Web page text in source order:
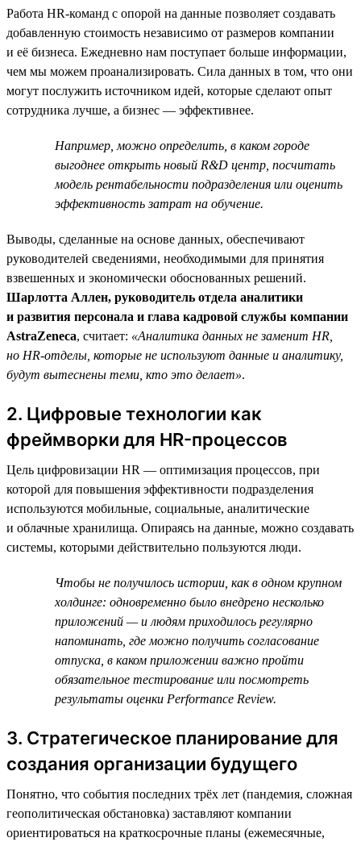
Работа HR-команд с опорой на данные позволяет создавать
добавленную стоимость независимо от размеров компании
и её бизнеса. Ежедневно нам поступает больше информации,
чем мы можем проанализировать. Сила данных в том, что они
могут послужить источником идей, которые сделают опыт
сотрудника лучше, а бизнес — эффективнее.
Например, можно определить, в каком городе
выгоднее открыть новый R&D центр, посчитать
модель рентабельности подразделения или оценить
эффективность затрат на обучение.
Выводы, сделанные на основе данных, обеспечивают
руководителей сведениями, необходимыми для принятия
взвешенных и экономически обоснованных решений.
Шарлотта Аллен, руководитель отдела аналитики
и развития персонала и глава кадровой службы компании
AstraZeneca, считает: «Аналитика данных не заменит HR,
но HR-отделы, которые не используют данные и аналитику,
будут вытеснены теми, кто это делает».
2. Цифровые технологии как
фреймворки для HR-процессов
Цель цифровизации HR — оптимизация процессов, при
которой для повышения эффективности подразделения
используются мобильные, социальные, аналитические
и облачные хранилища. Опираясь на данные, можно создавать
системы, которыми действительно пользуются люди.
Чтобы не получилось истории, как в одном крупном
холдинге: одновременно было внедрено несколько
приложений — и людям приходилось регулярно
напоминать, где можно получить согласование
отпуска, в каком приложении важно пройти
обязательное тестирование или посмотреть
результаты оценки Performance Review.
3. Стратегическое планирование для
создания организации будущего
Понятно, что события последних трёх лет (пандемия, сложная
геополитическая обстановка) заставляют компании
ориентироваться на краткосрочные планы (ежемесячные,